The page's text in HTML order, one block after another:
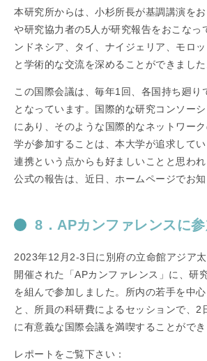
本研究所からは、小杉所長が基調講演を
や研究協力者の5人が研究報告をおこなっ
ンドネシア、タイ、ナイジェリア、モロ
と学術的な交流を深めることができました
この国際会議は、毎年1回、各国持ち廻り
となっています。国際的な研究コンソー
にあり、そのような国際的なネットワー
学が参加することは、本大学が追求して
連携という点からも好ましいことと思われ
公式の報告は、近日、ホームページでお知
8．APカンファレンスに
2023年12月2-3日に別府の立命館アジア
開催された「APカンファレンス」に、研
を組んで参加しました。所内の若手を中
と、所員の科研費によるセッションで、2
に有意義な国際会議を満喫することができ
レポートをご覧下さい：